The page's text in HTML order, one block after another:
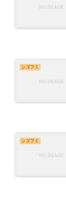
シゴフミ
シゴフミ